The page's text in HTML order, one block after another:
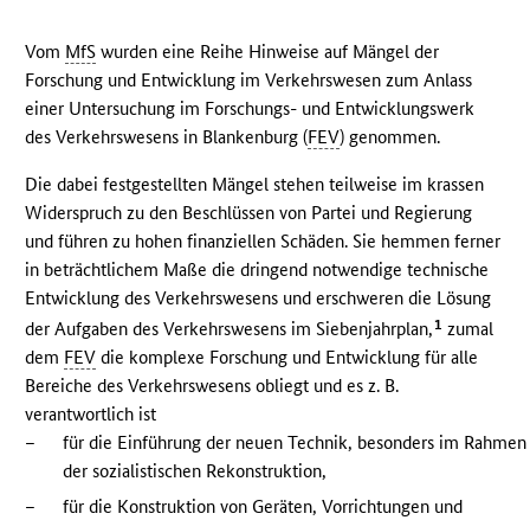
Vom MfS wurden eine Reihe Hinweise auf Mängel der
Forschung und Entwicklung im Verkehrswesen zum Anlass
einer Untersuchung im Forschungs- und Entwicklungswerk
des Verkehrswesens in Blankenburg (FEV) genommen.
Die dabei festgestellten Mängel stehen teilweise im krassen
Widerspruch zu den Beschlüssen von Partei und Regierung
und führen zu hohen finanziellen Schäden. Sie hemmen ferner
in beträchtlichem Maße die dringend notwendige technische
Entwicklung des Verkehrswesens und erschweren die Lösung
der Aufgaben des Verkehrswesens im Siebenjahrplan,1 zumal
dem FEV die komplexe Forschung und Entwicklung für alle
Bereiche des Verkehrswesens obliegt und es z. B.
verantwortlich ist
–
für die Einführung der neuen Technik, besonders im Rahmen
der sozialistischen Rekonstruktion,
–
für die Konstruktion von Geräten, Vorrichtungen und